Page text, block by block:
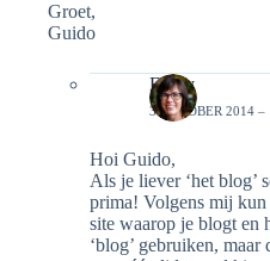
Groet,
Guido
Emily
3 OKTOBER 2014 –
Hoi Guido,
Als je liever ‘het blog’
prima! Volgens mij kun
site waarop je blogt en
‘blog’ gebruiken,